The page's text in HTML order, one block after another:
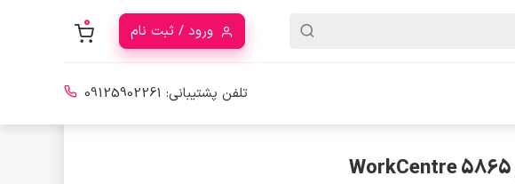
ورود / ثبت نام 0
تلفن پشتیبانی: 09125902261